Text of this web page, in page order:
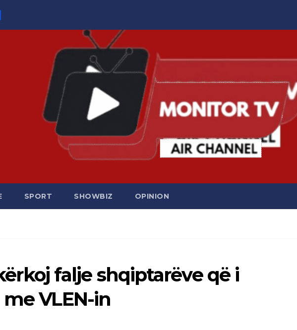
SPORT SHOWBIZ OPINION
falje shqiptarëve që i
VLEN-in